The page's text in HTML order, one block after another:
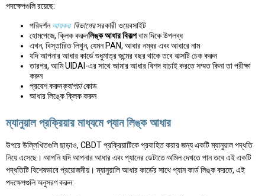
পদক্ষেপগুলি রয়েছে:
পরিদর্শন আয়কর বিভাগেরসরকারী ওয়েবসাইট
হোমপেজে, ক্লিক করুনলিঙ্ক আধার বিকল্পবাম দিকে উপলব্ধ
এখন, বিস্তারিত লিখুন, যেমন PAN, আধার নম্বর এবং আধারে নাম
যদি আপনার আধার কার্ডে শুধুমাত্র জন্মের বছর থাকে তবে বাক্সটি চেক করুন
তারপর, আমি UIDAI-এর সাথে আমার আধার বিশদ যাচাই করতে সম্মত কিনা তা পরীক্ষা
করুন
প্রবেশ করুনক্যাপচাকোড
আধার লিঙ্কে ক্লিক করুন
ম্যানুয়াল প্রক্রিয়ার মাধ্যমে প্যান লিঙ্ক আধার
উপরে উল্লিখিতগুলি ছাড়াও, CBDT প্রক্রিয়াটিকে প্রবাহিত করার জন্য একটি ম্যানুয়াল পদ্ধতি
নিয়ে এসেছে। আপনি যদি আপনার আধার এবং প্যানের ডেটাতে অমিল দেখতে পান তবে এই একটি
পদ্ধতিটি বিশেষভাবে প্রয়োজনীয়। ম্যানুয়ালি আধার কার্ডের সাথে প্যান কার্ড লিঙ্ক করতে, এই
পদক্ষেপগুলি অনুসরণ করুন: